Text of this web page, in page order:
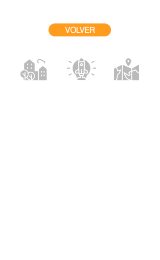
VOLVER